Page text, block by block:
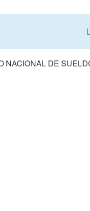
NACIONAL DE